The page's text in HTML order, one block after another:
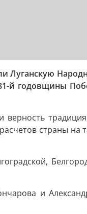
Луганскую
й годовщины
верность
страны на
и